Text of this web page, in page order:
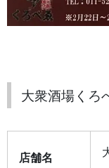
大衆酒場くろ
店舗名